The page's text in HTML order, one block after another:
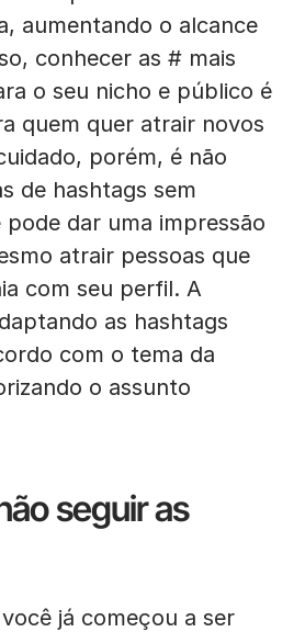
aumentando o alcance
conhecer as # mais
o seu nicho e público é
quem quer atrair novos
porém, é não
de hashtags sem
dar uma impressão
atrair pessoas que
com seu perfil. A
as hashtags
com o tema da
o assunto
seguir as
já começou a ser